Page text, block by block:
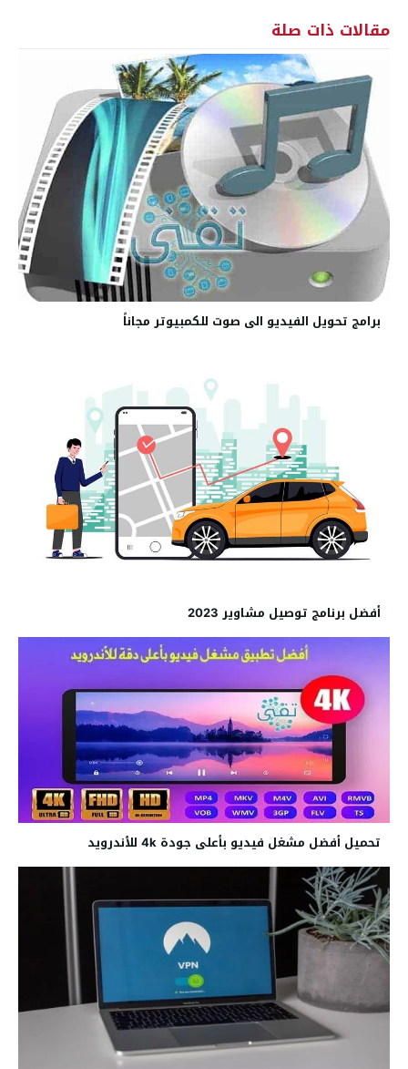
مقالات ذات صلة
برامج تحويل الفيديو الى صوت للكمبيوتر مجاناً
أفضل برنامج توصيل مشاوير 2023
تحميل أفضل مشغل فيديو بأعلى جودة 4k للأندرويد